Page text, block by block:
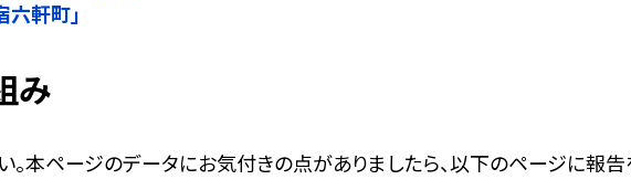
六軒町」
み
本ページのデータにお気付きの点がありましたら、以下のページに報